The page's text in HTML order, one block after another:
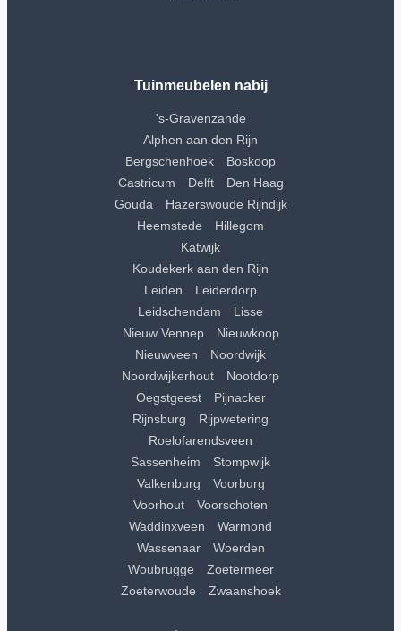
Tuinmeubelen nabij
's-Gravenzande
Alphen aan den Rijn
Bergschenhoek
Boskoop
Castricum
Delft
Den Haag
Gouda
Hazerswoude Rijndijk
Heemstede
Hillegom
Katwijk
Koudekerk aan den Rijn
Leiden
Leiderdorp
Leidschendam
Lisse
Nieuw Vennep
Nieuwkoop
Nieuwveen
Noordwijk
Noordwijkerhout
Nootdorp
Oegstgeest
Pijnacker
Rijnsburg
Rijpwetering
Roelofarendsveen
Sassenheim
Stompwijk
Valkenburg
Voorburg
Voorhout
Voorschoten
Waddinxveen
Warmond
Wassenaar
Woerden
Woubrugge
Zoetermeer
Zoeterwoude
Zwaanshoek